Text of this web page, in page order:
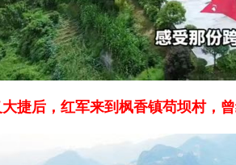
捷后，红军来到枫香镇苟坝村，